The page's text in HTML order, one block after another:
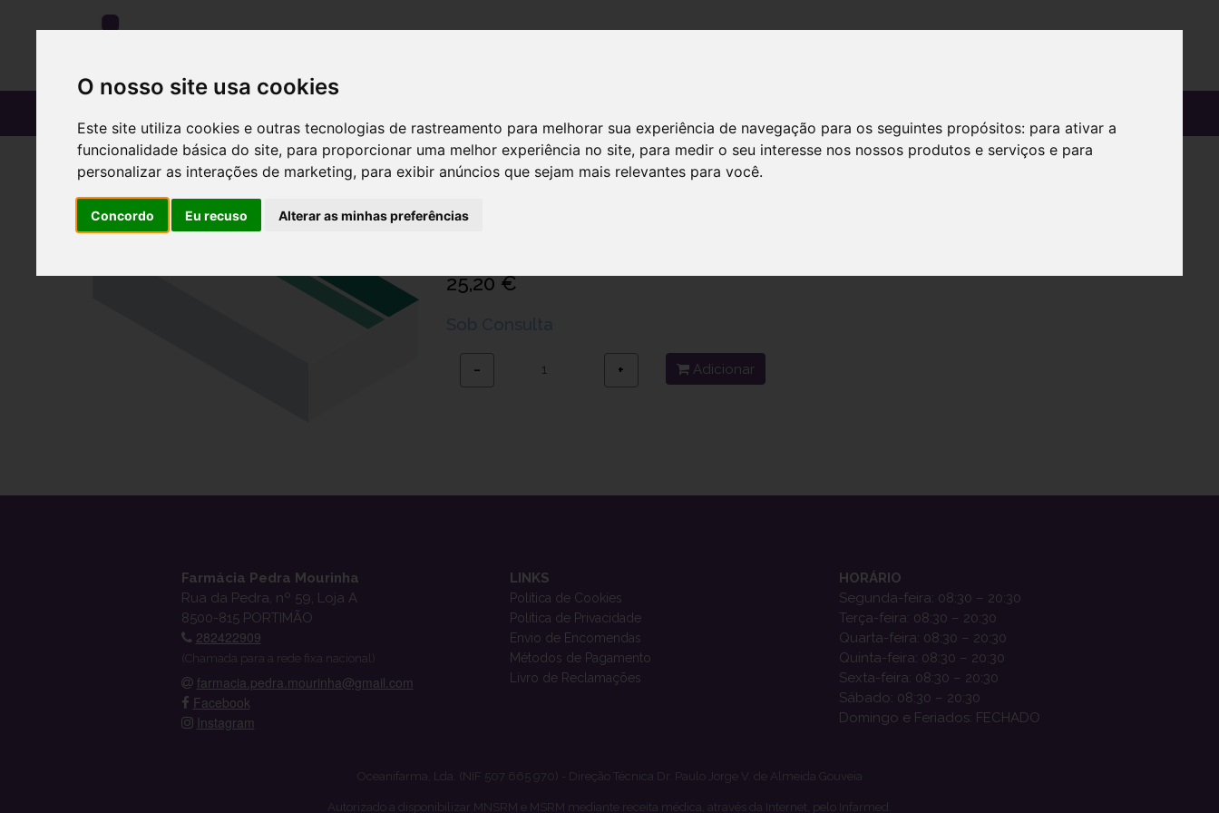
O nosso site usa cookies
Este site utiliza cookies e outras tecnologias de rastreamento para melhorar sua experiência de navegação para os seguintes propósitos: para ativar a
funcionalidade básica do site, para proporcionar uma melhor experiência no site, para medir o seu interesse nos nossos produtos e serviços e para
personalizar as interações de marketing, para exibir anúncios que sejam mais relevantes para você.
Concordo Eu recuso Alterar as minhas preferências
Juzo Expert Coxa Fg 3022 5
Ref.: 7926485
25,20 €
− + Adicionar
Farmácia Pedra Mourinha
Rua da Pedra, nº 59, Loja A
8500-815 PORTIMÃO
282422909
(Chamada para a rede fixa nacional)
farmacia.pedra.mourinha@gmail.com
Facebook
Instagram
LINKS
Política de Cookies
Política de Privacidade
Envio de Encomendas
Métodos de Pagamento
Livro de Reclamações
HORÁRIO
Segunda-feira: 08:30 – 20:30
Terça-feira: 08:30 – 20:30
Quarta-feira: 08:30 – 20:30
Quinta-feira: 08:30 – 20:30
Sexta-feira: 08:30 – 20:30
Sábado: 08:30 – 20:30
Domingo e Feriados: FECHADO
Oceanifarma, Lda. (NIF 507 665 970) - Direção Técnica Dr. Paulo Jorge V. de Almeida Gouveia
Autorizado a disponibilizar MNSRM e MSRM mediante receita médica, através da Internet, pelo Infarmed.